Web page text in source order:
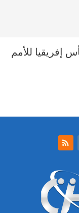
إفريقيا للأمم